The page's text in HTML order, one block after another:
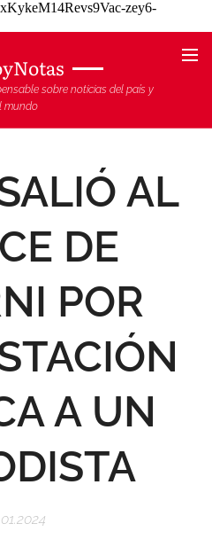
zey6-
sobre noticias del país y
mundo
AL
DE
POR
A UN